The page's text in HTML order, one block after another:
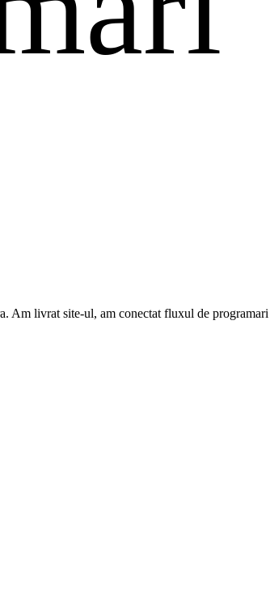
Am livrat site-ul, am conectat fluxul de